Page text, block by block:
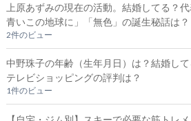
上原あずみの現在の活動。結婚してる？
青いこの地球に」「無色」の誕生秘話は？
2件のビュー
中野珠子の年齢（生年月日）は？結婚し
テレビショッピングの評判は？
1件のビュー